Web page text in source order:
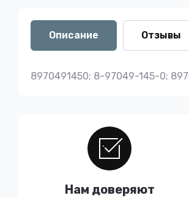
Описание Отзывы
8970491450; 8-97049-145-0;
Нам доверяют